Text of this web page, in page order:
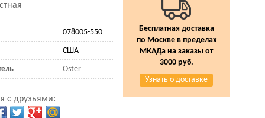
078005-550
США
Oster
с друзьями:
Бесплатная доставка
по Москве в пределах
МКАДа на заказы от
3000 руб.
Узнать о доставке